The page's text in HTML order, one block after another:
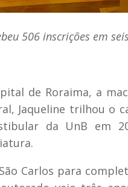
506 inscrições em
de Roraima, a
Jaqueline trilhou o
da UnB em
Carlos para